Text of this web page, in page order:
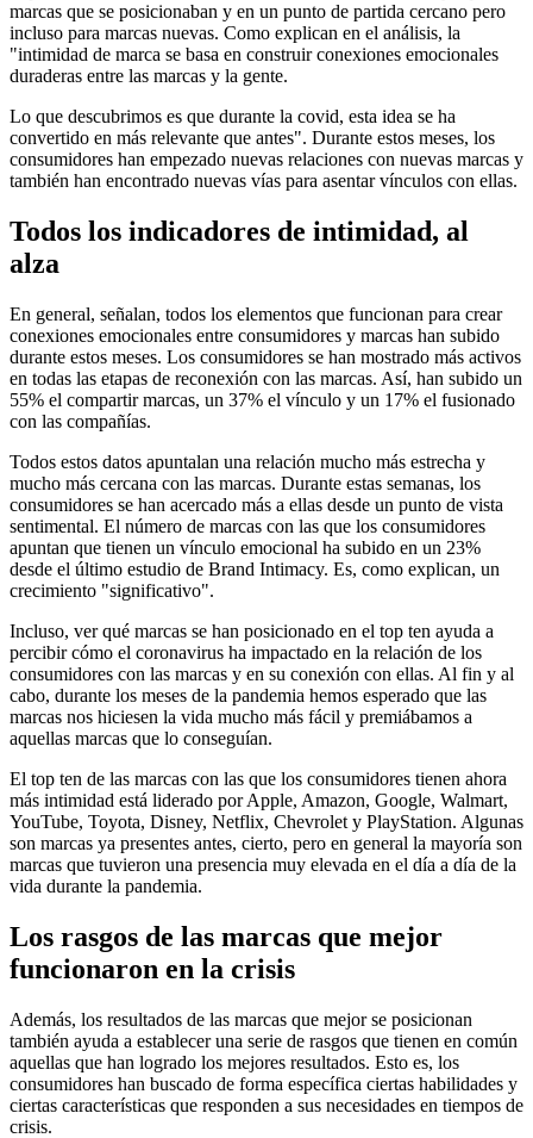
marcas que se posicionaban y en un punto de partida cercano pero
incluso para marcas nuevas. Como explican en el análisis, la
"intimidad de marca se basa en construir conexiones emocionales
duraderas entre las marcas y la gente.
Lo que descubrimos es que durante la covid, esta idea se ha
convertido en más relevante que antes". Durante estos meses, los
consumidores han empezado nuevas relaciones con nuevas marcas y
también han encontrado nuevas vías para asentar vínculos con ellas.
Todos los indicadores de intimidad, al
alza
En general, señalan, todos los elementos que funcionan para crear
conexiones emocionales entre consumidores y marcas han subido
durante estos meses. Los consumidores se han mostrado más activos
en todas las etapas de reconexión con las marcas. Así, han subido un
55% el compartir marcas, un 37% el vínculo y un 17% el fusionado
con las compañías.
Todos estos datos apuntalan una relación mucho más estrecha y
mucho más cercana con las marcas. Durante estas semanas, los
consumidores se han acercado más a ellas desde un punto de vista
sentimental. El número de marcas con las que los consumidores
apuntan que tienen un vínculo emocional ha subido en un 23%
desde el último estudio de Brand Intimacy. Es, como explican, un
crecimiento "significativo".
Incluso, ver qué marcas se han posicionado en el top ten ayuda a
percibir cómo el coronavirus ha impactado en la relación de los
consumidores con las marcas y en su conexión con ellas. Al fin y al
cabo, durante los meses de la pandemia hemos esperado que las
marcas nos hiciesen la vida mucho más fácil y premiábamos a
aquellas marcas que lo conseguían.
El top ten de las marcas con las que los consumidores tienen ahora
más intimidad está liderado por Apple, Amazon, Google, Walmart,
YouTube, Toyota, Disney, Netflix, Chevrolet y PlayStation. Algunas
son marcas ya presentes antes, cierto, pero en general la mayoría son
marcas que tuvieron una presencia muy elevada en el día a día de la
vida durante la pandemia.
Los rasgos de las marcas que mejor
funcionaron en la crisis
Además, los resultados de las marcas que mejor se posicionan
también ayuda a establecer una serie de rasgos que tienen en común
aquellas que han logrado los mejores resultados. Esto es, los
consumidores han buscado de forma específica ciertas habilidades y
ciertas características que responden a sus necesidades en tiempos de
crisis.